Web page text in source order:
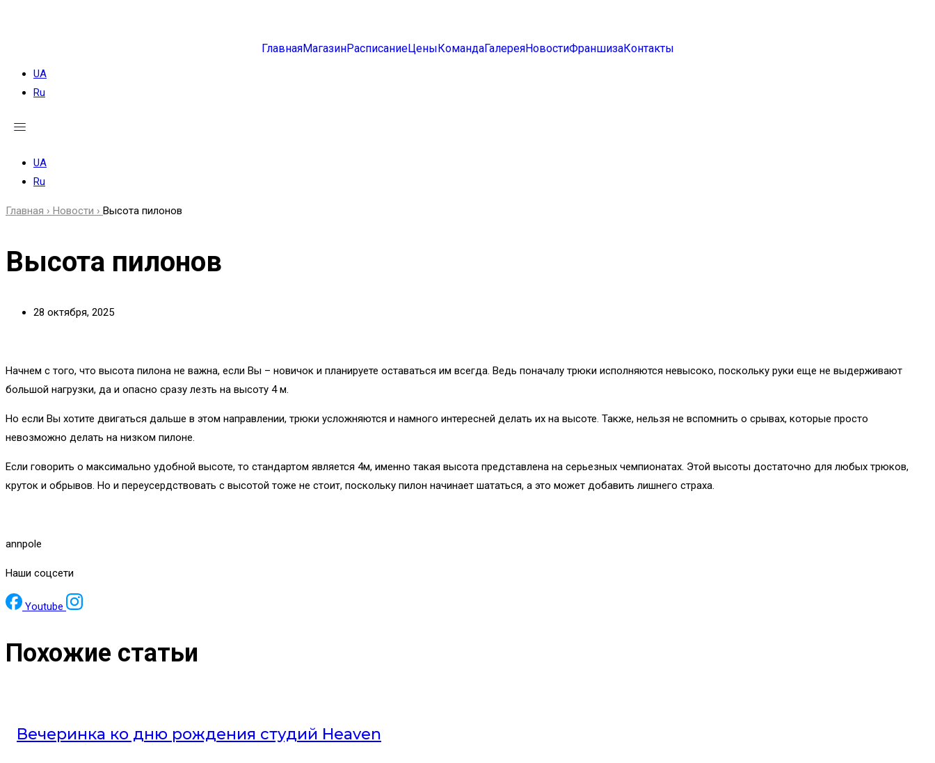
ГлавнаяМагазинРасписаниеЦеныКомандаГалереяНовостиФраншизаКонтакты
UA
Ru
UA
Ru
Главная › Новости › Высота пилонов
Высота пилонов
28 октября, 2025
Начнем с того, что высота пилона не важна, если Вы – новичок и планируете оставаться им всегда. Ведь поначалу трюки исполняются невысоко, поскольку руки еще не выдерживают
большой нагрузки, да и опасно сразу лезть на высоту 4 м.
Но если Вы хотите двигаться дальше в этом направлении, трюки усложняются и намного интересней делать их на высоте. Также, нельзя не вспомнить о срывах, которые просто
невозможно делать на низком пилоне.
Если говорить о максимально удобной высоте, то стандартом является 4м, именно такая высота представлена на серьезных чемпионатах. Этой высоты достаточно для любых трюков,
круток и обрывов. Но и переусердствовать с высотой тоже не стоит, поскольку пилон начинает шататься, а это может добавить лишнего страха.
annpole
Наши соцсети
Youtube
Похожие статьи
Вечеринка ко дню рождения студий Heaven